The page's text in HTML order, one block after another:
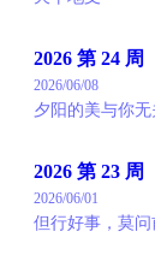
2026 第 24 周
2026/06/08
夕阳的美与你无
2026 第 23 周
2026/06/01
但行好事，莫问